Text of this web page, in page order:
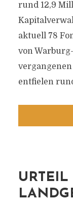
rund 12,9
aktuell 78
von
entfielen
URTEIL